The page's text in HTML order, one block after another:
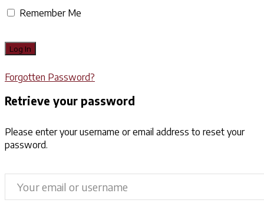
Remember Me
Forgotten Password?
Retrieve your password
Please enter your username or email address to reset your
password.